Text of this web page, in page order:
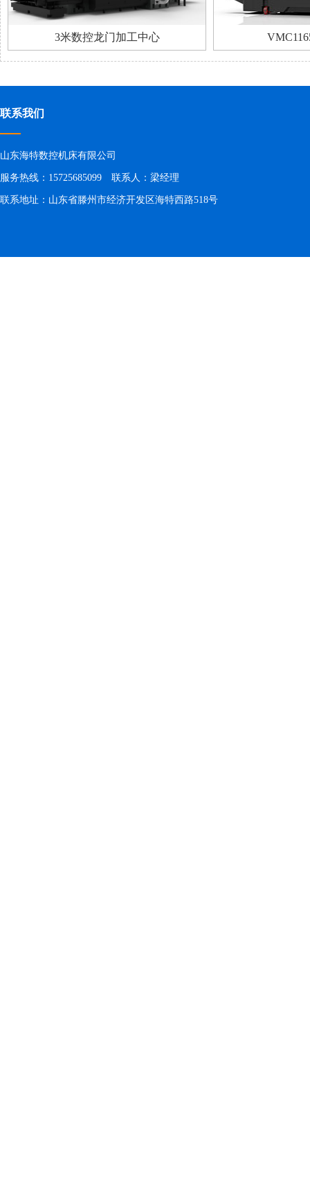
3米数控龙门加工中心
联系我们
山东海特数控机床有限公司
服务热线：15725685099 联系人：梁经理
联系地址：山东省滕州市经济开发区海特西路518号